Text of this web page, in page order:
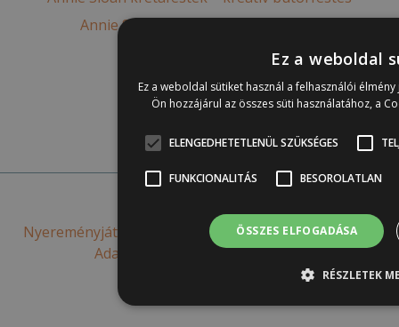
Annie Sloan Satin Paint bútorfesték
IOD bútordekoráció
© 2026 - Nemiskacat
Nyereményjáték szabályzat Piacutatás adatv. táj.ÁSZF
Adatvédelem
Szállítási feltételek
Ez a weboldal
Ez a weboldal sütiket használ a felhasználói
Ön hozzájárul az összes süti használatához, a
ELENGEDHETETLENÜL SZÜKSÉGES
FUNKCIONALITÁS BESOROLATLAN
ÖSSZES ELFOGADÁSA
RÉSZLETEK